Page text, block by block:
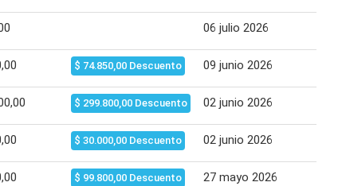
06 julio 2026
$ 74.850,00 Descuento 09 junio 2026
$ 299.800,00 Descuento 02 junio 2026
$ 30.000,00 Descuento 02 junio 2026
$ 99.800,00 Descuento 27 mayo 2026